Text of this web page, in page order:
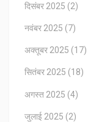
दिसंबर 2025 (2)
नवंबर 2025 (7)
अक्तूबर 2025 (17)
सितंबर 2025 (18)
अगस्त 2025 (4)
जुलाई 2025 (2)